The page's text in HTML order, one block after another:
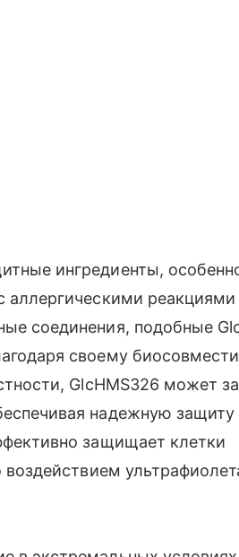
ингредиенты,
аллергическими реакциями
соединения, подобные
своему
GlcHMS326 может
надежную защиту
защищает клетки